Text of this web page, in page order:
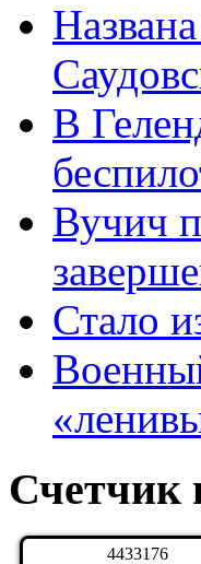
В
Вучич
Стало
Счетчик
44331 76